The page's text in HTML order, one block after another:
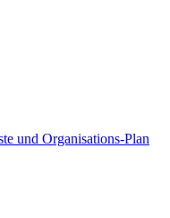
und Organisations-Plan